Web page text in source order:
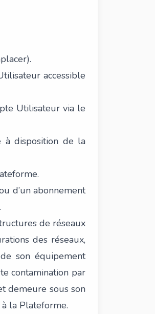
accessible
Utilisateur via le
à disposition de la
d’un abonnement
de réseaux
des réseaux,
son équipement
contamination par
demeure sous son
la Plateforme.